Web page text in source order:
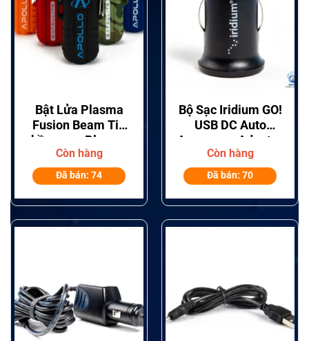
Bật Lửa Plasma
Fusion Beam Tia
hồ quang Plasma
kép
Còn hàng
Đã bán: 74
Bộ Sạc Iridium GO!
USB DC Auto
Accessory Adapter
WAUT1301
Còn hàng
Đã bán: 70